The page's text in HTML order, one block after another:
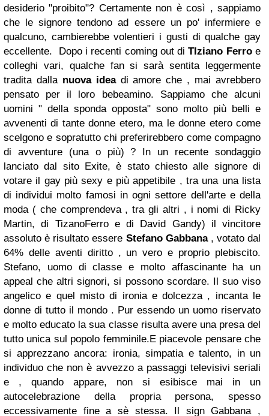
desiderio "proibito"? Certamente non è così , sappiamo
che le signore tendono ad essere un po' infermiere e
qualcuno, cambierebbe volentieri i gusti di qualche gay
eccellente.
Dopo i recenti coming out diTIziano Ferroe
colleghi vari, qualche fan si sarà sentita leggermente
tradita dalla nuova ideadi amore che , mai avrebbero
pensato per il loro bebeamino. Sappiamo che alcuni
uomini " della sponda opposta" sono molto più belli e
avvenenti di tante donne etero, ma le donne etero come
scelgono e sopratutto chi preferirebbero come compagno
di avventure (una o più) ?
In un recente sondaggio
lanciato dal sito Exite, è stato chiesto alle signore di
votare il gay più sexy e più appetibile , tra una una lista
di individui molto famosi in ogni settore dell'arte e della
moda ( che comprendeva , tra gli altri , i nomi di Ricky
Martin, di TizanoFerro e di David Gandy) il vincitore
assoluto è risultato essere Stefano Gabbana, votato dal
64% delle aventi diritto , un vero e proprio plebiscito.
Stefano, uomo di classe e molto affascinante ha un
appeal che altri signori, si possono scordare. Il suo viso
angelico e quel misto di ironia e dolcezza , incanta le
donne di tutto il mondo . Pur essendo un uomo riservato
e molto educato la sua classe risulta avere una presa del
tutto unica sul popolo femminile.E piacevole pensare che
si apprezzano ancora: ironia, simpatia e talento, in un
individuo che non è avvezzo a passaggi televisivi seriali
e , quando appare, non si esibisce mai in un
autocelebrazione della propria persona, spesso
eccessivamente fine a sè stessa. Il sign Gabbana ,